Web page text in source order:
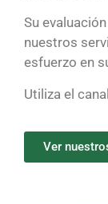
Su
nuestros
esfuerzo en
Utiliza el
Ver